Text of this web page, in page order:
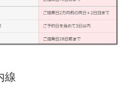
線